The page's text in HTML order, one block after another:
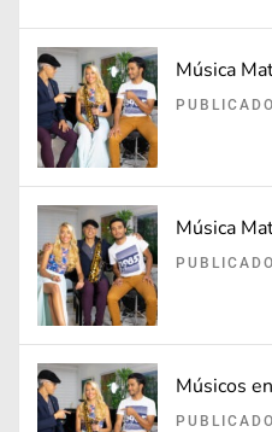
Música
Música
Músicos